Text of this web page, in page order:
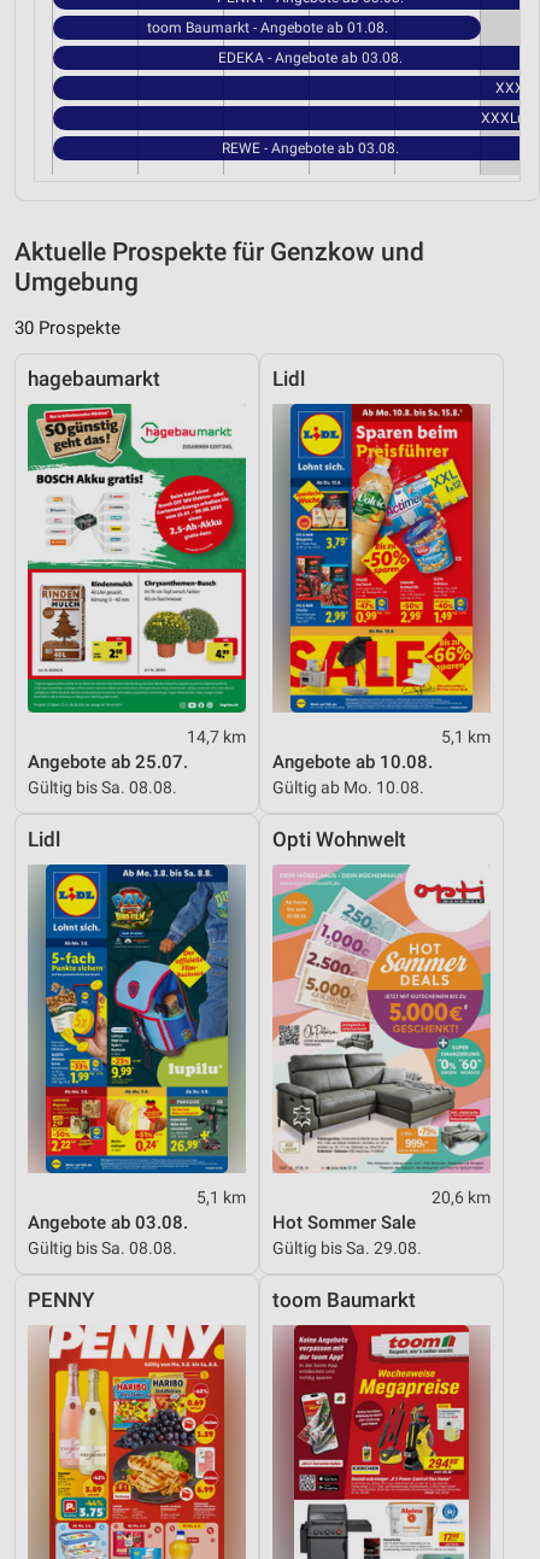
toom Baumarkt - Angebote ab 01.08.
EDEKA - Angebote ab 03.08.
XXXLutz
REWE - Angebote ab 03.08.
Aktuelle Prospekte für Genzkow und
Umgebung
30 Prospekte
hagebaumarkt
14,7 km
Angebote ab 25.07.
Gültig bis Sa. 08.08.
Lidl
5,1 km
Angebote ab 10.08.
Gültig ab Mo. 10.08.
Lidl
5,1 km
Angebote ab 03.08.
Gültig bis Sa. 08.08.
Opti Wohnwelt
20,6 km
Hot Sommer Sale
Gültig bis Sa. 29.08.
PENNY toom Baumarkt